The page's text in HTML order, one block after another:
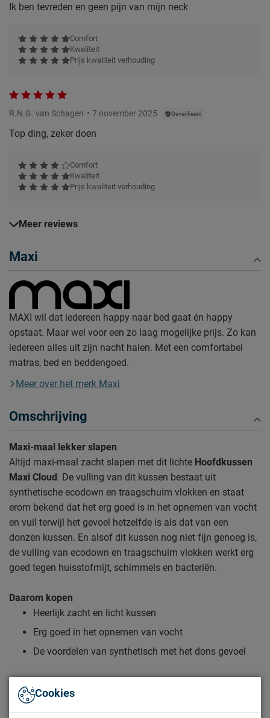
Ik ben tevreden en geen pijn van mijn neck
Comfort
Kwaliteit
Prijs kwaliteit verhouding
R.N.G. van Schagen 7 november 2025 Geverifieerd
Top ding, zeker doen
Comfort
Kwaliteit
Prijs kwaliteit verhouding
Meer reviews
Maxi
MAXI wil dat iedereen happy naar bed gaat én happy
opstaat. Maar wel voor een zo laag mogelijke prijs. Zo kan
iedereen alles uit zijn nacht halen. Met een comfortabel
matras, bed en beddengoed.
Meer over het merk Maxi
Omschrijving
Maxi-maal lekker slapen
Altijd maxi-maal zacht slapen met dit lichte Hoofdkussen
Maxi Cloud. De vulling van dit kussen bestaat uit
synthetische ecodown en traagschuim vlokken en staat
erom bekend dat het erg goed is in het opnemen van vocht
en vuil terwijl het gevoel hetzelfde is als dat van een
donzen kussen. En alsof dit kussen nog niet fijn genoeg is,
de vulling van ecodown en traagschuim vlokken werkt erg
goed tegen huisstofmijt, schimmels en bacteriën.
Daarom kopen
Heerlijk zacht en licht kussen
Erg goed in het opnemen van vocht
De voordelen van synthetisch met het dons gevoel
Zo blijft Hoofdkussen Maxi Cloud lang mooi (en schoon)
Kijk bij het kopje ‘Onderhoud’ om alle tips & tricks te zien.
Cookies